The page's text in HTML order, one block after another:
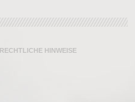
RECHTLICHE HINWEISE